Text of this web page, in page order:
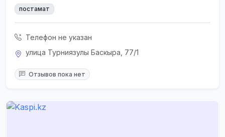
постамат
Телефон не указан
улица Турниязулы Баскыра, 77/1
Отзывов пока нет